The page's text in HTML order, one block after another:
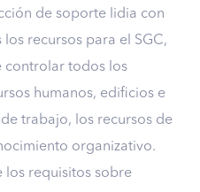
de soporte lidia con
recursos para el SGC,
controlar todos los
humanos, edificios e
trabajo, los recursos de
organizativo.
los requisitos sobre